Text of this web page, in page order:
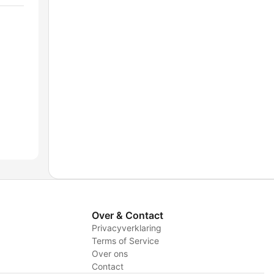
Over & Contact
Privacyverklaring
Terms of Service
Over ons
Contact